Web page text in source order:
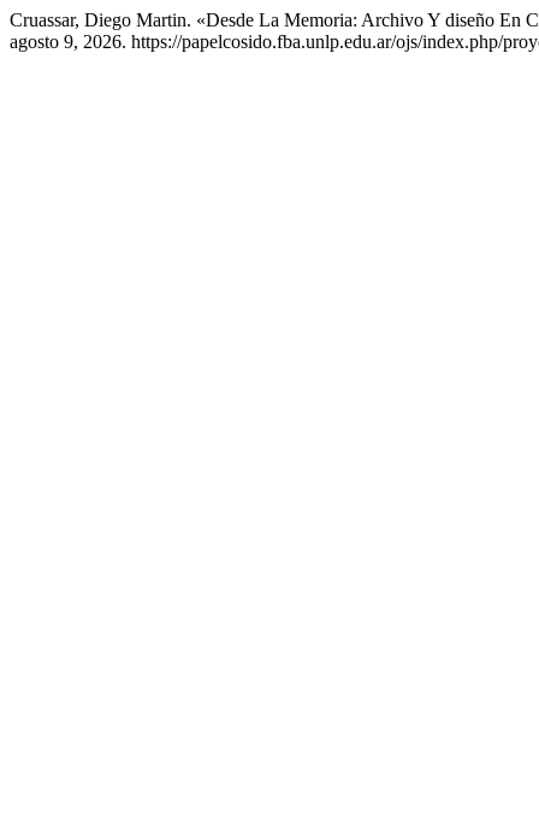
Cruassar, Diego Martin. «Desde La Memoria: Archivo Y diseño En
agosto 9, 2026. https://papelcosido.fba.unlp.edu.ar/ojs/index.php/